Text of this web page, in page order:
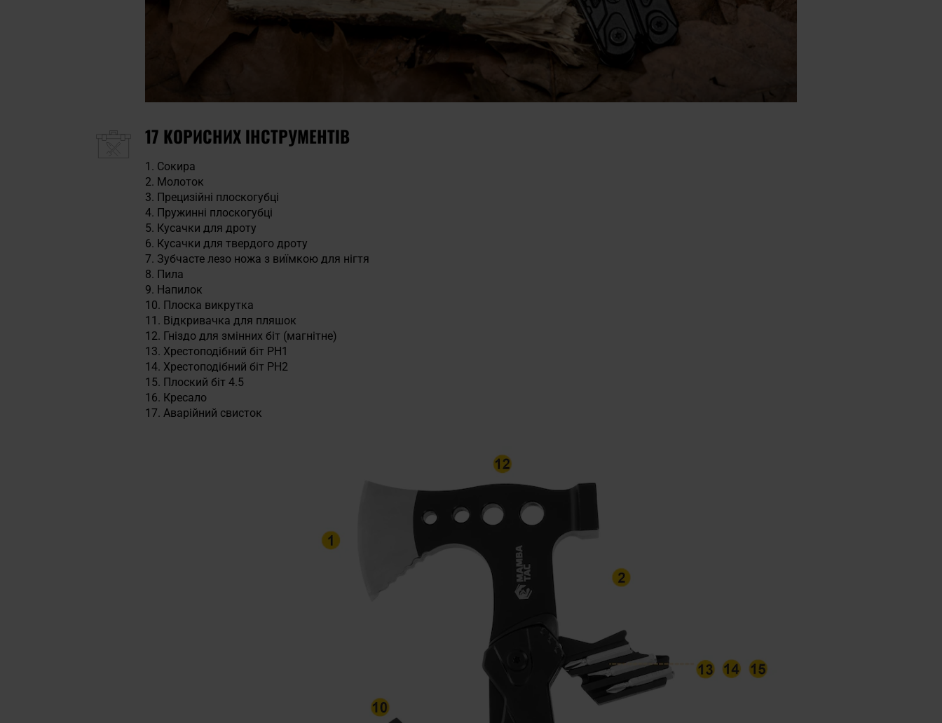
17 КОРИСНИХ ІНСТРУМЕНТІВ
Сокира
Молоток
Прецизійні плоскогубці
Пружинні плоскогубці
Кусачки для дроту
Кусачки для твердого дроту
Зубчасте лезо ножа з виїмкою для нігтя
Пила
Напилок
Плоска викрутка
Відкривачка для пляшок
Гніздо для змінних біт (магнітне)
Хрестоподібний біт PH1
Хрестоподібний біт PH2
Плоский біт 4.5
Кресало
​​​​​​​Аварійний свисток